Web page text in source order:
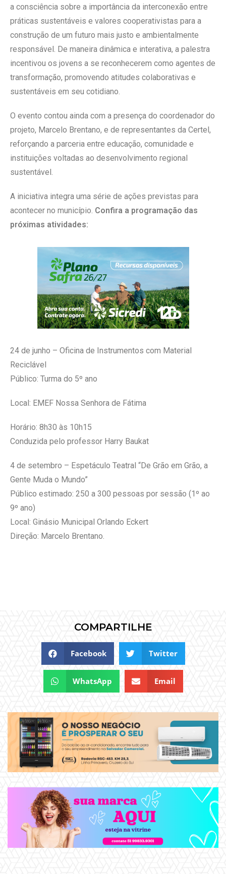
a consciência sobre a importância da interconexão entre
práticas sustentáveis e valores cooperativistas para a
construção de um futuro mais justo e ambientalmente
responsável. De maneira dinâmica e interativa, a palestra
incentivou os jovens a se reconhecerem como agentes de
transformação, promovendo atitudes colaborativas e
sustentáveis em seu cotidiano.
O evento contou ainda com a presença do coordenador do
projeto, Marcelo Brentano, e de representantes da Certel,
reforçando a parceria entre educação, comunidade e
instituições voltadas ao desenvolvimento regional
sustentável.
A iniciativa integra uma série de ações previstas para
acontecer no município. Confira a programação das
próximas atividades:
24 de junho – Oficina de Instrumentos com Material
Reciclável
Público: Turma do 5º ano
Local: EMEF Nossa Senhora de Fátima
Horário: 8h30 às 10h15
Conduzida pelo professor Harry Baukat
4 de setembro – Espetáculo Teatral “De Grão em Grão, a
Gente Muda o Mundo”
Público estimado: 250 a 300 pessoas por sessão (1º ao
9º ano)
Local: Ginásio Municipal Orlando Eckert
Direção: Marcelo Brentano.
COMPARTILHE
Facebook Twitter
WhatsApp Email